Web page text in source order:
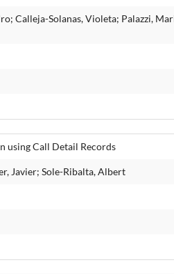
Calleja-Solanas, Violeta; Palazzi,
using Call Detail Records
Javier; Sole-Ribalta, Albert